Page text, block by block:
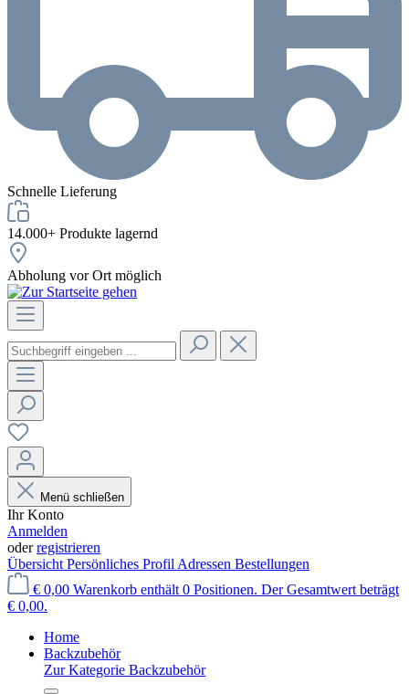
Schnelle Lieferung
14.000+ Produkte lagernd
Abholung vor Ort möglich
Menü schließen
Ihr Konto
Anmelden
oderregistrieren
Übersicht Persönliches Profil Adressen Bestellungen
€ 0,00 Warenkorb enthält 0 Positionen. Der Gesamtwert beträgt
€ 0,00.
Home
Backzubehör
Zur Kategorie Backzubehör